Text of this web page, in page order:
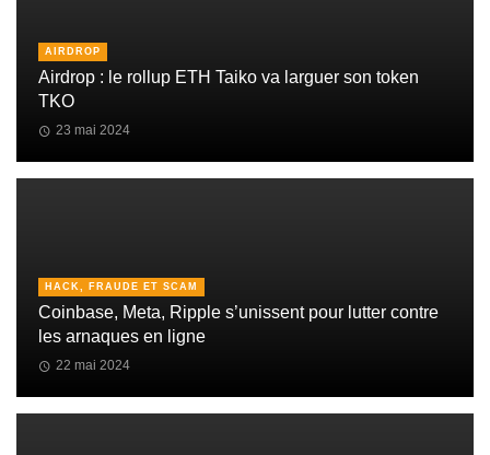
AIRDROP
Airdrop : le rollup ETH Taiko va larguer son token
TKO
23 mai 2024
HACK, FRAUDE ET SCAM
Coinbase, Meta, Ripple s’unissent pour lutter contre
les arnaques en ligne
22 mai 2024